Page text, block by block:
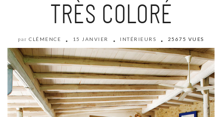
TRÈS COLORÉ
par CLÉMENCE 15 JANVIER INTÉRIEURS 25675 VUES